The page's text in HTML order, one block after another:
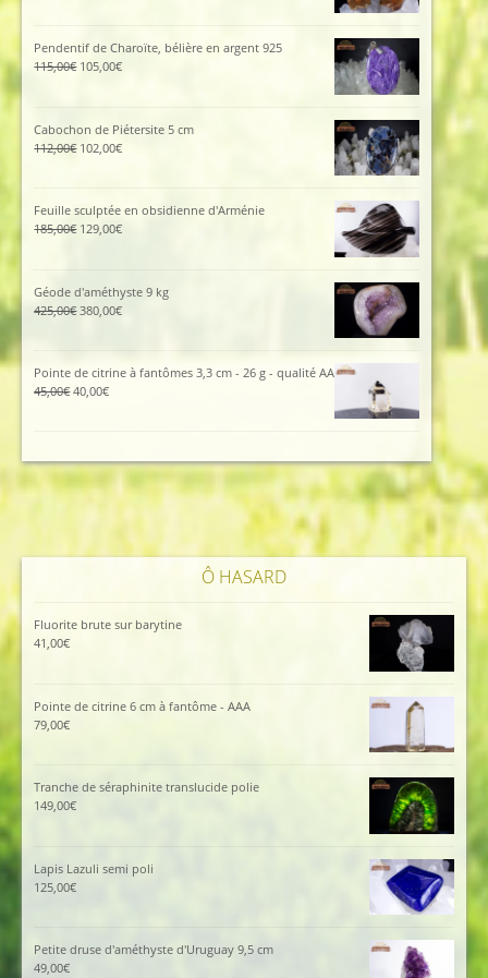
96,00€. 86,00€.
Pendentif de Charoïte, bélière en argent 925
115,00€ Le
115,00€.
105,00€Le
est :
105,00€.
Cabochon de Piétersite 5 cm
112,00€ Le
112,00€.
102,00€Le
102,00€.
Feuille sculptée en obsidienne d'Arménie
185,00€ Le
était :
185,00€.
129,00€Le
129,00€.
Géode d'améthyste 9 kg
425,00€ Le
425,00€.
380,00€Le
est :
380,00€.
Pointe de citrine à fantômes 3,3 cm - 26 g - qualité AA
45,00€Le
45,00€.
40,00€Le
40,00€.
Ô HASARD
Fluorite brute sur barytine
41,00€
Pointe de citrine 6 cm à fantôme - AAA
79,00€
Tranche de séraphinite translucide polie
149,00€
Lapis Lazuli semi poli
125,00€
Petite druse d'améthyste d'Uruguay 9,5 cm
49,00€